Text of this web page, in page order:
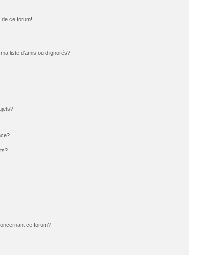
de ce forum!
liste d’amis ou d’ignorés?
ce forum?